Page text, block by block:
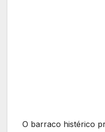
O barraco histérico